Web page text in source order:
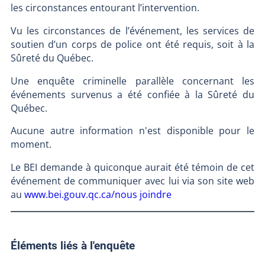
les circonstances entourant l’intervention.
Vu les circonstances de l’événement, les services de
soutien d’un corps de police ont été requis, soit à la
Sûreté du Québec.
Une enquête criminelle parallèle concernant les
événements survenus a été confiée à la Sûreté du
Québec.
Aucune autre information n'est disponible pour le
moment.
Le BEI demande à quiconque aurait été témoin de cet
événement de communiquer avec lui via son site web
au www.bei.gouv.qc.ca/nous joindre
Éléments liés à l'enquête